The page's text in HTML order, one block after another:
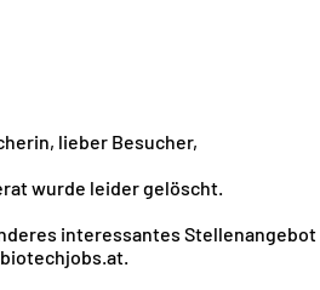
lieber Besucher,
wurde leider gelöscht.
interessantes Stellenangebot